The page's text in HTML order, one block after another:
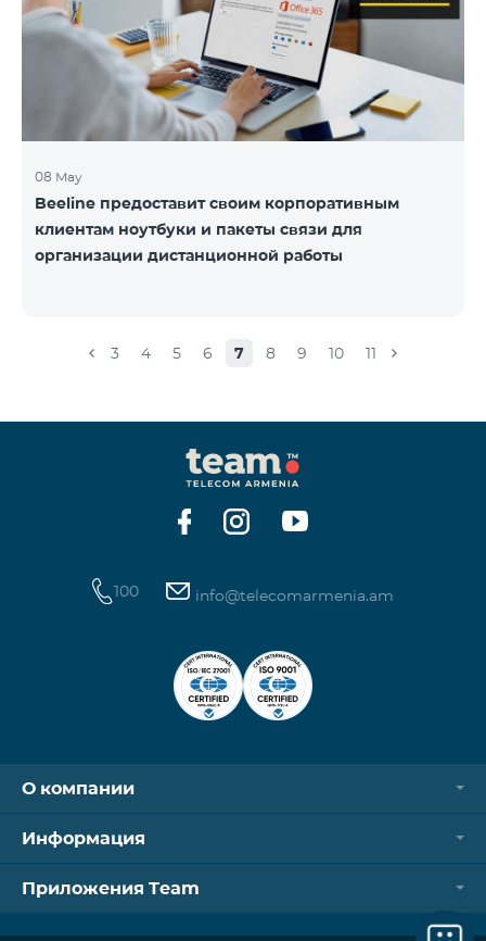
08 May
Beeline предоставит своим корпоративным
клиентам ноутбуки и пакеты связи для
организации дистанционной работы
3 4 5 6 7 8 9 10 11
100 info@telecomarmenia.am
О компании
Информация
Приложения Team